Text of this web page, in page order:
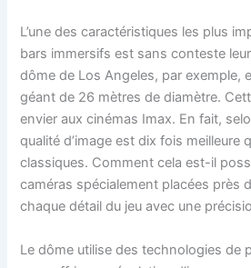
L’une des caractéristiques les plus
bars immersifs est sans conteste
dôme de Los Angeles, par exemple,
géant de 26 mètres de diamètre.
envier aux cinémas Imax. En fait,
qualité d’image est dix fois meilleure
classiques. Comment cela est-il
caméras spécialement placées près
chaque détail du jeu avec une
Le dôme utilise des technologies de